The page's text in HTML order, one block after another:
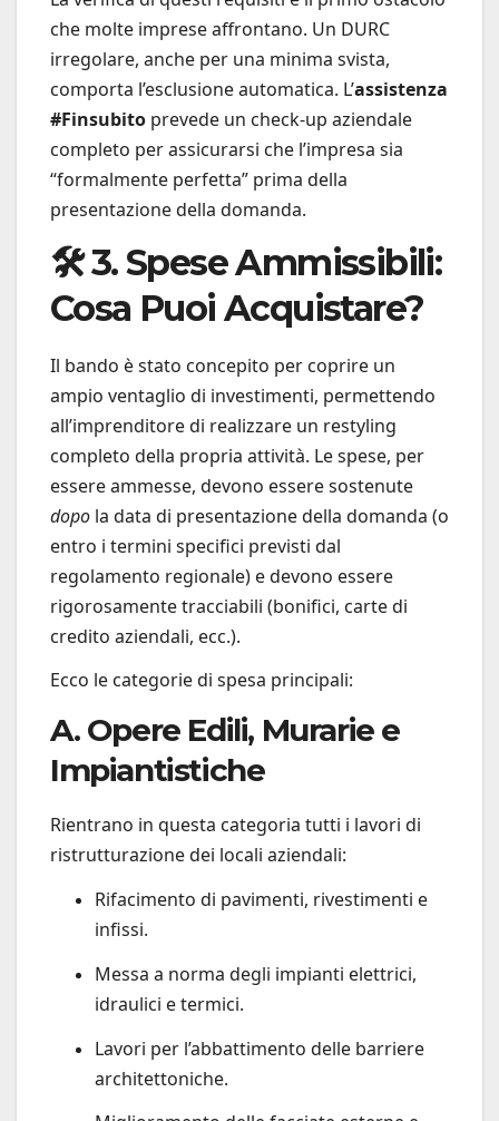
che molte imprese affrontano. Un DURC
irregolare, anche per una minima svista,
comporta l’esclusione automatica. L’assistenza
#Finsubito prevede un check-up aziendale
completo per assicurarsi che l’impresa sia
“formalmente perfetta” prima della
presentazione della domanda.
🛠️ 3. Spese Ammissibili:
Cosa Puoi Acquistare?
Il bando è stato concepito per coprire un
ampio ventaglio di investimenti, permettendo
all’imprenditore di realizzare un restyling
completo della propria attività. Le spese, per
essere ammesse, devono essere sostenute
dopo la data di presentazione della domanda (o
entro i termini specifici previsti dal
regolamento regionale) e devono essere
rigorosamente tracciabili (bonifici, carte di
credito aziendali, ecc.).
Ecco le categorie di spesa principali:
A. Opere Edili, Murarie e
Impiantistiche
Rientrano in questa categoria tutti i lavori di
ristrutturazione dei locali aziendali:
Rifacimento di pavimenti, rivestimenti e
infissi.
Messa a norma degli impianti elettrici,
idraulici e termici.
Lavori per l’abbattimento delle barriere
architettoniche.